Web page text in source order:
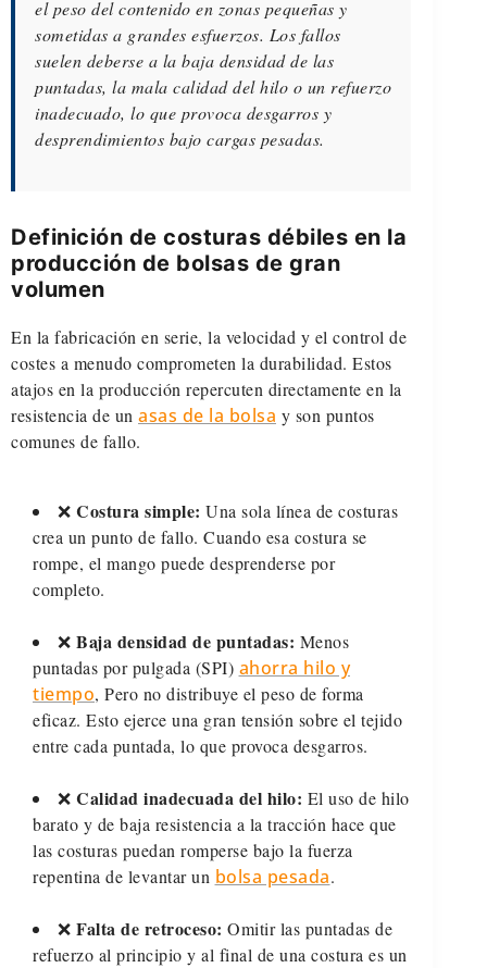
el peso del contenido en zonas pequeñas y
sometidas a grandes esfuerzos. Los fallos
suelen deberse a la baja densidad de las
puntadas, la mala calidad del hilo o un refuerzo
inadecuado, lo que provoca desgarros y
desprendimientos bajo cargas pesadas.
Definición de costuras débiles en la
producción de bolsas de gran
volumen
En la fabricación en serie, la velocidad y el control de
costes a menudo comprometen la durabilidad. Estos
atajos en la producción repercuten directamente en la
resistencia de un asas de la bolsa y son puntos
comunes de fallo.
❌ Costura simple: Una sola línea de costuras
crea un punto de fallo. Cuando esa costura se
rompe, el mango puede desprenderse por
completo.
❌ Baja densidad de puntadas: Menos
puntadas por pulgada (SPI) ahorra hilo y
tiempo, Pero no distribuye el peso de forma
eficaz. Esto ejerce una gran tensión sobre el tejido
entre cada puntada, lo que provoca desgarros.
❌ Calidad inadecuada del hilo: El uso de hilo
barato y de baja resistencia a la tracción hace que
las costuras puedan romperse bajo la fuerza
repentina de levantar un bolsa pesada.
❌ Falta de retroceso: Omitir las puntadas de
refuerzo al principio y al final de una costura es un